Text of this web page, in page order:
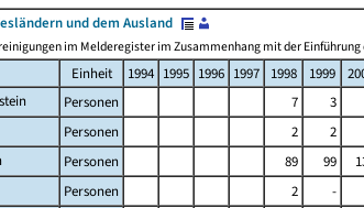
und dem Ausland
im Melderegister im Zusammenhang mit der
Einheit 1994 1995 1996 1997 1998 1999
Personen 7 3
Personen 2 2
Personen 89 99
Personen 2 -